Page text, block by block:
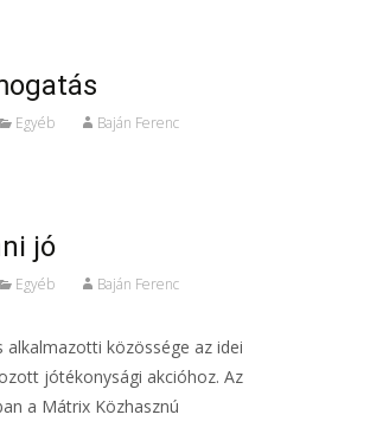
Egyéb Baján Ferenc
jó
Egyéb Baján Ferenc
alkalmazotti közössége az idei
jótékonysági akcióhoz. Az
a Mátrix Közhasznú